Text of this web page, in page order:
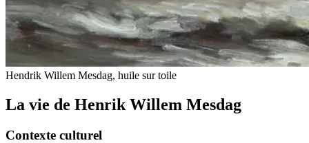
Hendrik Willem Mesdag, huile sur toile
La vie de Henrik Willem Mesdag
Contexte culturel